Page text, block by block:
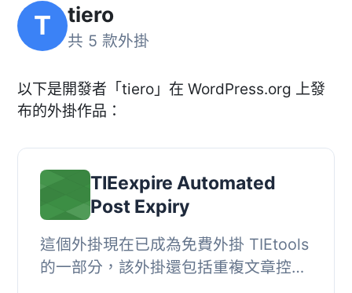
T tiero
共 5 款外掛
以下是開發者「tiero」在 WordPress.org 上發
布的外掛作品：
TIEexpire Automated
Post Expiry
這個外掛現在已成為免費外掛 TIEtools
的一部分，該外掛還包括重複文章控制